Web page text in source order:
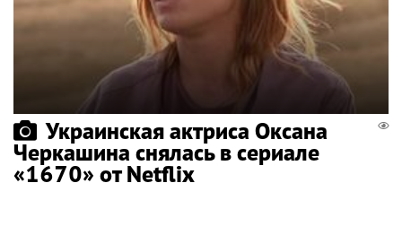
Украинская актриса Оксана
Черкашина снялась в сериале
«1670» от Netflix